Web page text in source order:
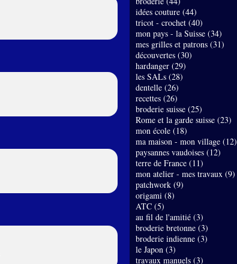
idées couture (44)
tricot - crochet (40)
mon pays - la Suisse (34)
mes grilles et patrons (31)
découvertes (30)
hardanger (29)
les SALs (28)
dentelle (26)
recettes (26)
broderie suisse (25)
Rome et la garde suisse (23)
mon école (18)
ma maison - mon village (12)
paysannes vaudoises (12)
terre de France (11)
mon atelier - mes travaux (9)
patchwork (9)
origami (8)
ATC (5)
au fil de l'amitié (3)
broderie bretonne (3)
broderie indienne (3)
le Japon (3)
travaux manuels (3)